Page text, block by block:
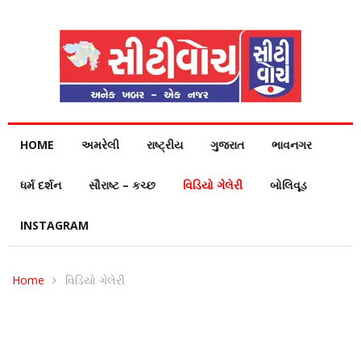
HOME અમરેલી રાષ્ટ્રીય ગુજરાત ભાવનગર
ધર્મ દર્શન સૌરાષ્ટ – કચ્છ વિડિયો ગેલેરી બોલિવૂડ
INSTAGRAM
Home વિડિયો ગેલેરી